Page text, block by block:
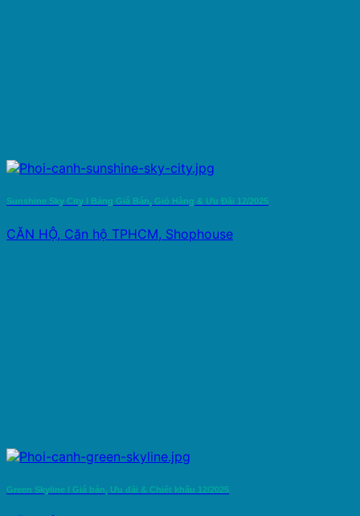
Sunshine Sky City l Bảng Giá Bán, Giỏ Hàng & Ưu Đãi 12/2025
CĂN HỘ, Căn hộ TPHCM, Shophouse
Green Skyline l Giá bán, Ưu đãi & Chiết khấu 12/2025